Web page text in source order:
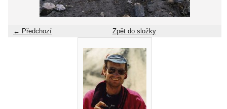
← Předchozí Zpět do složky